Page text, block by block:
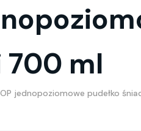
700 ml
jednopoziomowe pudełko